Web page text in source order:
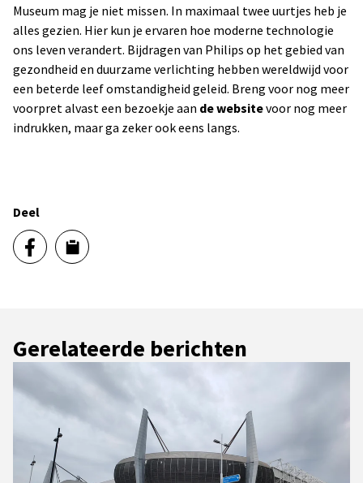
Museum mag je niet missen. In maximaal twee uurtjes heb je
alles gezien. Hier kun je ervaren hoe moderne technologie
ons leven verandert. Bijdragen van Philips op het gebied van
gezondheid en duurzame verlichting hebben wereldwijd voor
een beterde leef omstandigheid geleid. Breng voor nog meer
voorpret alvast een bezoekje aan de websitevoor nog meer
indrukken, maar ga zeker ook eens langs.
Deel
Gerelateerde berichten